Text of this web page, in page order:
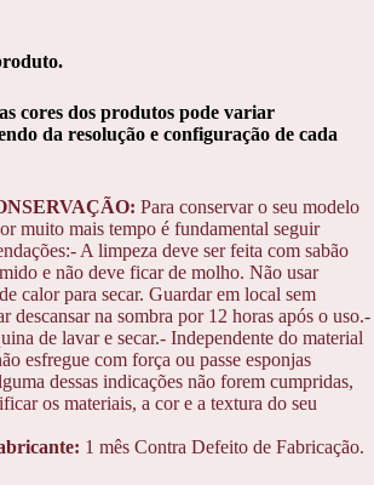
dos produtos pode variar
da resolução e configuração de cada
Para conservar o seu modelo
muito mais tempo é fundamental seguir
A limpeza deve ser feita com sabão
e não deve ficar de molho. Não usar
calor para secar. Guardar em local sem
descansar na sombra por 12 horas após o uso.-
de lavar e secar.- Independente do material
esfregue com força ou passe esponjas
dessas indicações não forem cumpridas,
os materiais, a cor e a textura do seu
1 mês Contra Defeito de Fabricação.